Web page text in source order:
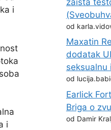
i
i
od
Maxatin
dodatak
seksualnu
od
Earlick
Briga o
od Damir